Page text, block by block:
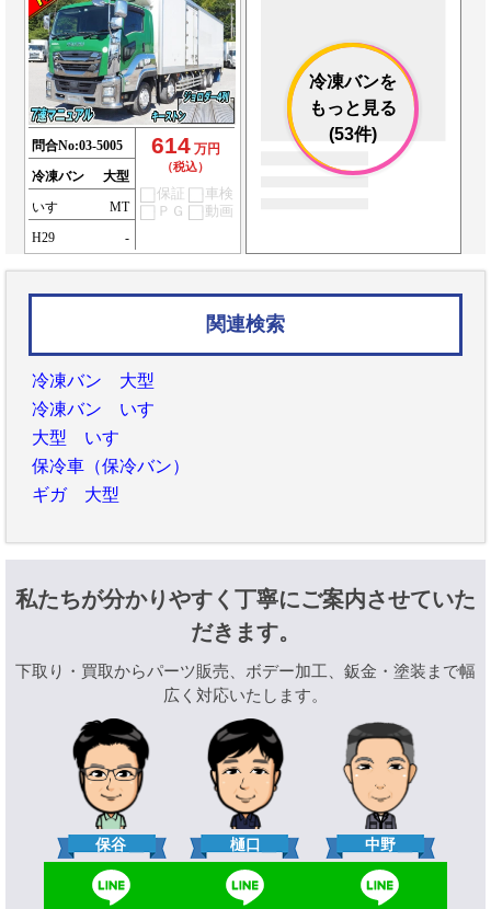
問合No:03-5005
冷凍バン
大型
いすゞ
MT
H29
-
614 万円
（税込）
保証
車検
ＰＧ
動画
冷凍バンを
もっと見る
(53件)
関連検索
冷凍バン 大型
冷凍バン いすゞ
大型 いすゞ
保冷車（保冷バン）
ギガ 大型
私たちが分かりやすく丁寧にご案内させていた
だきます。
下取り・買取からパーツ販売、ボデー加工、鈑金・塗装まで幅
広く対応いたします。
保谷 樋口 中野